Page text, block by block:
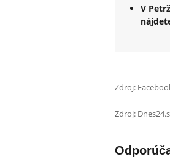
V
Zdroj:
Zdroj: